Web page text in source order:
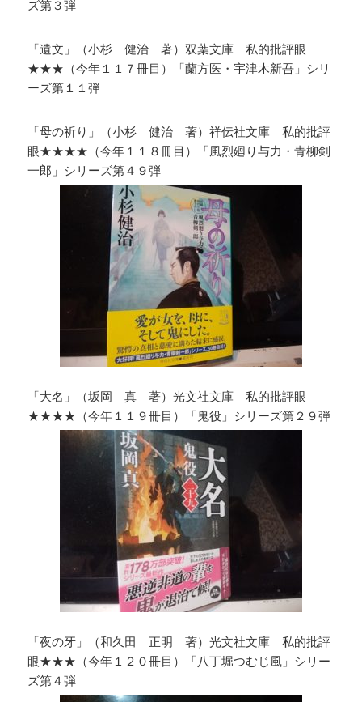
ズ第３弾
「遺文」（小杉 健治 著）双葉文庫 私的批評眼
★★★（今年１１７冊目）「蘭方医・宇津木新吾」シリ
ーズ第１１弾
「母の祈り」（小杉 健治 著）祥伝社文庫 私的批評
眼★★★★（今年１１８冊目）「風烈廻り与力・青柳剣
一郎」シリーズ第４９弾
「大名」（坂岡 真 著）光文社文庫 私的批評眼
★★★★（今年１１９冊目）「鬼役」シリーズ第２９弾
「夜の牙」（和久田 正明 著）光文社文庫 私的批評
眼★★★（今年１２０冊目）「八丁堀つむじ風」シリー
ズ第４弾